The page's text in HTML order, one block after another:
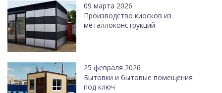
09 марта 2026
Производство киосков из
металлоконструкций
25 февраля 2026
Бытовки и бытовые помещения
под ключ